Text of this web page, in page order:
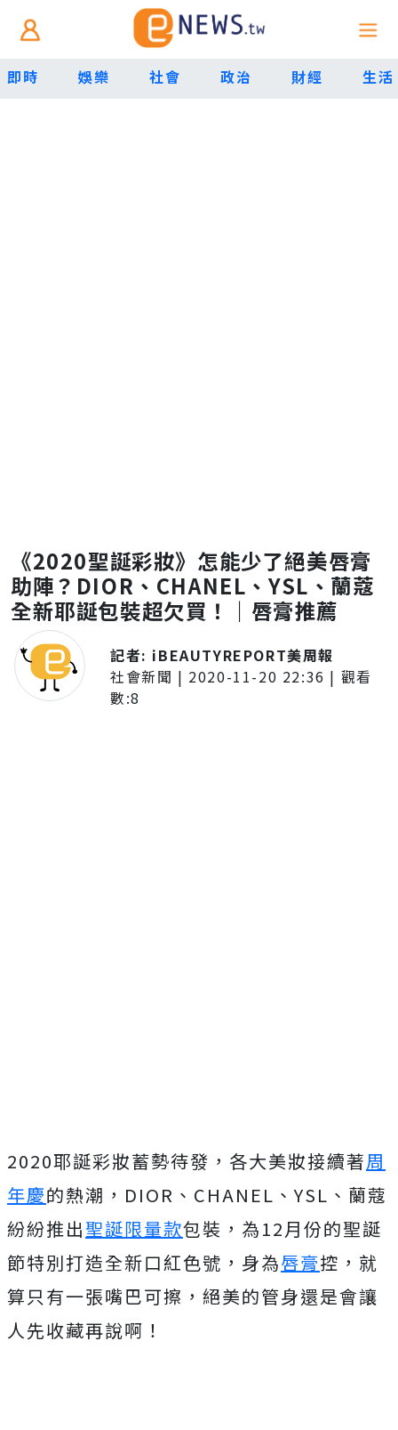
即時 娛樂 社會 政治 財經 生活
《2020聖誕彩妝》怎能少了絕美唇膏
助陣？DIOR、CHANEL、YSL、蘭蔻
全新耶誕包裝超欠買！｜唇膏推薦
記者: iBEAUTYREPORT美周報
社會新聞 | 2020-11-20 22:36 | 觀看
數:8
2020耶誕彩妝蓄勢待發，各大美妝接續著周
年慶的熱潮，DIOR、CHANEL、YSL、蘭蔻
紛紛推出聖誕限量款包裝，為12月份的聖誕
節特別打造全新口紅色號，身為唇膏控，就
算只有一張嘴巴可擦，絕美的管身還是會讓
人先收藏再說啊！